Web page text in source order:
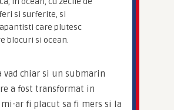
si surferite, si
care plutesc
blocuri si ocean.
vad chiar si un submarin
a fost transformat in
ar fi placut sa fi mers si la